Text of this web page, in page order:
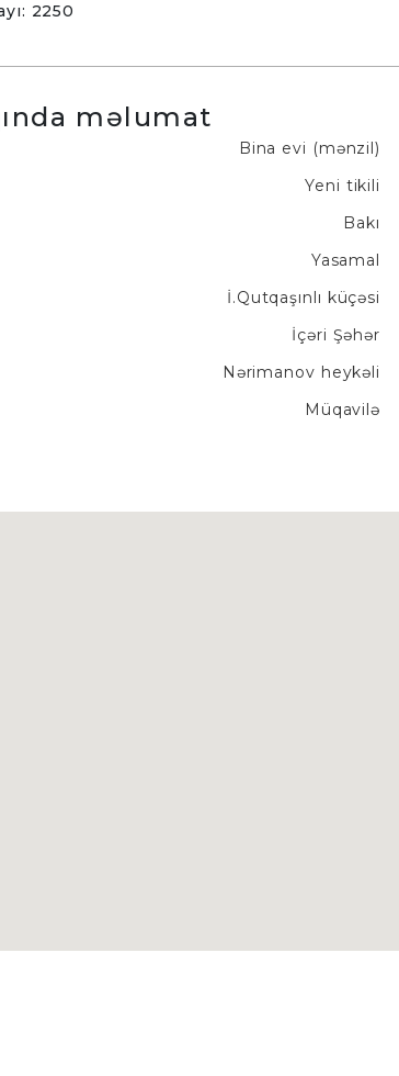
2250
məlumat
Bina evi (mənzil)
Yeni tikili
Bakı
Yasamal
İ.Qutqaşınlı küçəsi
İçəri Şəhər
Nərimanov heykəli
Müqavilə